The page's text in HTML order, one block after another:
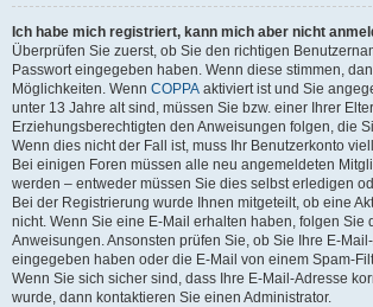
Ich habe mich registriert, kann mich aber nicht
Überprüfen Sie zuerst, ob Sie den richtigen
Passwort eingegeben haben. Wenn diese stimmen,
Möglichkeiten. Wenn COPPA aktiviert ist und Sie
unter 13 Jahre alt sind, müssen Sie bzw. einer Ihrer
Erziehungsberechtigten den Anweisungen folgen, die
Wenn dies nicht der Fall ist, muss Ihr Benutzerkonto
Bei einigen Foren müssen alle neu angemeldeten
werden – entweder müssen Sie dies selbst erledigen
Bei der Registrierung wurde Ihnen mitgeteilt, ob eine
nicht. Wenn Sie eine E-Mail erhalten haben, folgen Sie
Anweisungen. Ansonsten prüfen Sie, ob Sie Ihre E-
eingegeben haben oder die E-Mail von einem Spam-
Wenn Sie sich sicher sind, dass Ihre E-Mail-Adresse
wurde, dann kontaktieren Sie einen Administrator.